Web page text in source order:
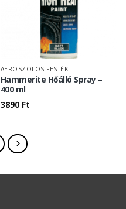
AEROSZOLOS FESTÉK
Hammerite Hőálló Spray –
400 ml
3890 Ft